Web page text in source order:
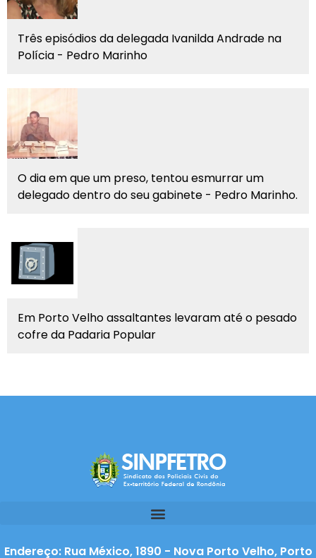
Três episódios da delegada Ivanilda Andrade na
Polícia - Pedro Marinho
O dia em que um preso, tentou esmurrar um
delegado dentro do seu gabinete - Pedro Marinho.
Em Porto Velho assaltantes levaram até o pesado
cofre da Padaria Popular
Endereço: Rua México, 1890 - Nova Porto Velho, Porto